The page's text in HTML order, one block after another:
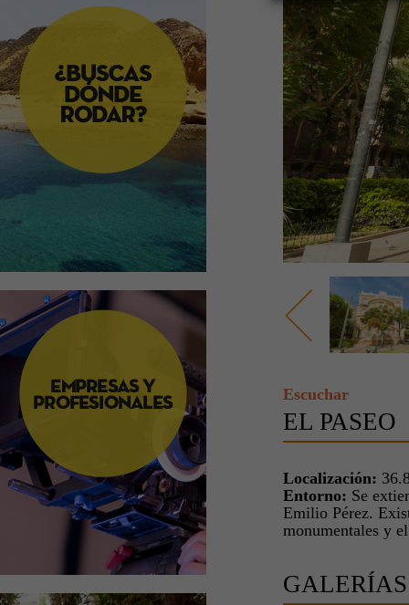
Escuchar
EL PASEO
Localización:
Entorno: Se
Emilio Pérez.
monumentales y